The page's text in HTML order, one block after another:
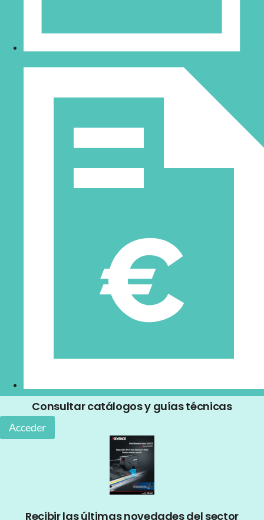
Consultar catálogos y guías técnicas
Acceder
Recibir las últimas novedades del sector